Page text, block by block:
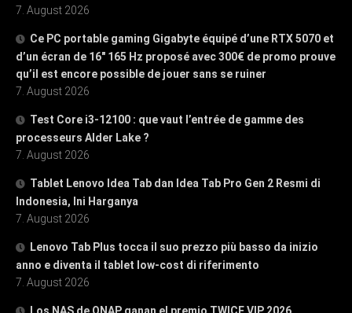
7. August 2026
Ce PC portable gaming Gigabyte équipé d’une RTX 5070 et
d’un écran de 16″ 165 Hz proposé avec 300€ de promo prouve
qu’il est encore possible de jouer sans se ruiner
7. August 2026
Test Core i3-12100 : que vaut l’entrée de gamme des
processeurs Alder Lake ?
7. August 2026
Tablet Lenovo Idea Tab dan Idea Tab Pro Gen 2 Resmi di
Indonesia, Ini Harganya
7. August 2026
Lenovo Tab Plus tocca il suo prezzo più basso da inizio
anno e diventa il tablet low-cost di riferimento
7. August 2026
Los NAS de QNAP ganan el premio TWICE VIP 2026